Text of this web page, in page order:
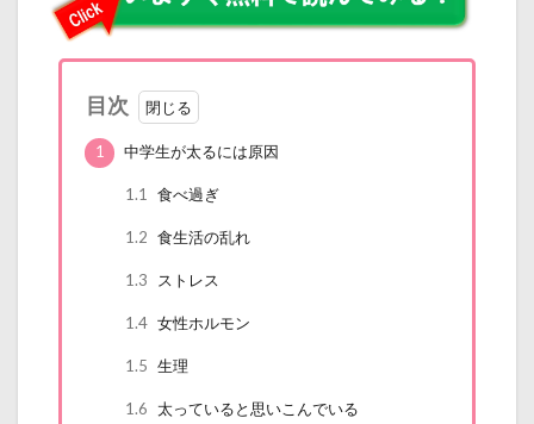
目次
1 中学生が太るには原因
1.1 食べ過ぎ
1.2 食生活の乱れ
1.3 ストレス
1.4 女性ホルモン
1.5 生理
1.6 太っていると思いこんでいる